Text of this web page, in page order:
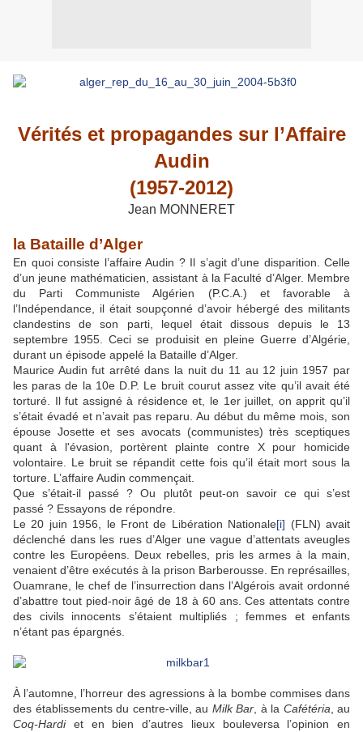
Vérités et propagandes sur l’Affaire
Audin
(1957-2012)
Jean MONNERET
la Bataille d’Alger
En quoi consiste l’affaire Audin ? Il s’agit d’une disparition. Celle
d’un jeune mathématicien, assistant à la Faculté d’Alger. Membre
du Parti Communiste Algérien (P.C.A.) et favorable à
l’Indépendance, il était soupçonné d’avoir hébergé des militants
clandestins de son parti, lequel était dissous depuis le 13
septembre 1955. Ceci se produisit en pleine Guerre d’Algérie,
durant un épisode appelé la Bataille d’Alger.
Maurice Audin fut arrêté dans la nuit du 11 au 12 juin 1957 par
les paras de la 10e D.P. Le bruit courut assez vite qu’il avait été
torturé. Il fut assigné à résidence et, le 1er juillet, on apprit qu’il
s’était évadé et n’avait pas reparu. Au début du même mois, son
épouse Josette et ses avocats (communistes) très sceptiques
quant à l'évasion, portèrent plainte contre X pour homicide
volontaire. Le bruit se répandit cette fois qu’il était mort sous la
torture. L’affaire Audin commençait.
Que s’était-il passé ? Ou plutôt peut-on savoir ce qui s’est
passé ? Essayons de répondre.
Le 20 juin 1956, le Front de Libération Nationale[i] (FLN) avait
déclenché dans les rues d’Alger une vague d’attentats aveugles
contre les Européens. Deux rebelles, pris les armes à la main,
venaient d’être exécutés à la prison Barberousse. En représailles,
Ouamrane, le chef de l’insurrection dans l’Algérois avait ordonné
d’abattre tout pied-noir âgé de 18 à 60 ans. Ces attentats contre
des civils innocents s’étaient multipliés ; femmes et enfants
n’étant pas épargnés.
À l’automne, l’horreur des agressions à la bombe commises dans
des établissements du centre-ville, au Milk Bar , à la Cafétéria , au
Coq-Hardiet en bien d’autres lieux bouleversa l’opinion en